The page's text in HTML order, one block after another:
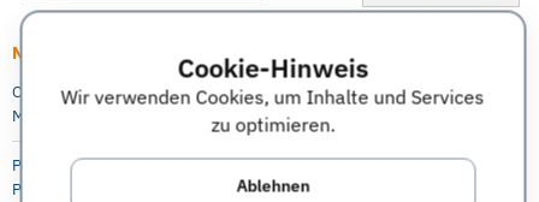
Cookie-Hinweis
Wir verwenden Cookies, um Inhalte und Services
zu optimieren.
Ablehnen
Neueste Artikel
Online Info-Session: Digitale Transformation als berufsintegrierter
Masterstudiengang an der Berlin Professional School (HWR Berlin)
P&G Future Female Leaders Event für Studentinnen und Absolventinnen –
Praktika, Abschlussarbeit und Direkteinstieg möglich, 5.-6. Oktober